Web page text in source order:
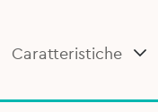
Caratteristiche